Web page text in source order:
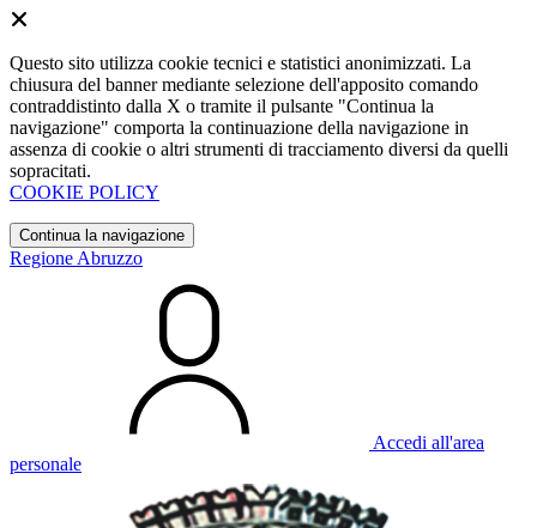
Questo sito utilizza cookie tecnici e statistici anonimizzati. La
chiusura del banner mediante selezione dell'apposito comando
contraddistinto dalla X o tramite il pulsante "Continua la
navigazione" comporta la continuazione della navigazione in
assenza di cookie o altri strumenti di tracciamento diversi da quelli
sopracitati.
COOKIE POLICY
Continua la navigazione
Regione Abruzzo
Accedi all'area
personale